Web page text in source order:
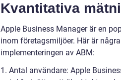
Kvantitativa
Apple Business Manager är en
inom företagsmiljöer. Här är
implementeringen av ABM:
1. Antal användare: Apple